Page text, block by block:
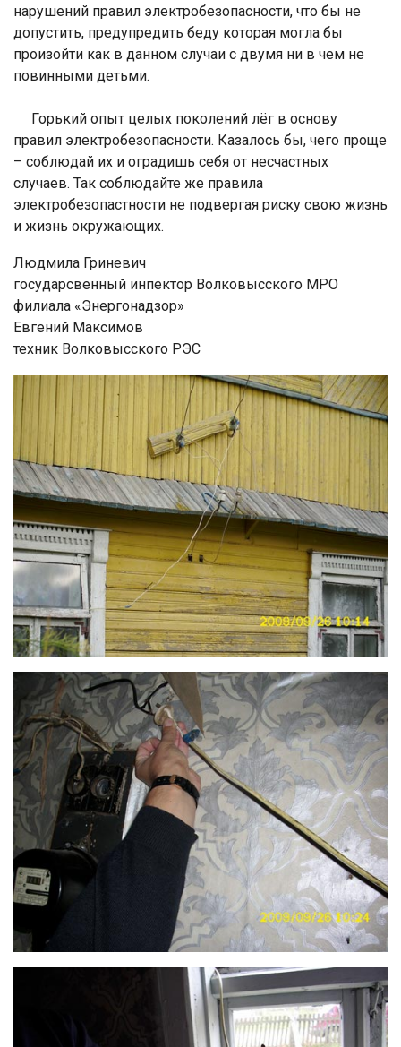
нарушений правил электробезопасности, что бы не
допустить, предупредить беду которая могла бы
произойти как в данном случаи с двумя ни в чем не
повинными детьми.
Горький опыт целых поколений лёг в основу
правил электробезопасности. Казалось бы, чего проще
– соблюдай их и оградишь себя от несчастных
случаев. Так соблюдайте же правила
электробезопастности не подвергая риску свою жизнь
и жизнь окружающих.
Людмила Гриневич
государсвенный инпектор Волковысского МРО
филиала «Энергонадзор»
Евгений Максимов
техник Волковысского РЭС